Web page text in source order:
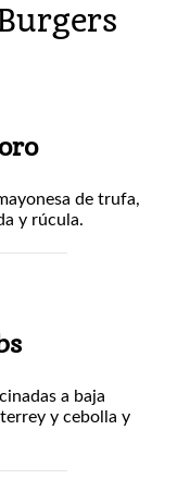
de trufa,
y rúcula.
a baja
y cebolla y